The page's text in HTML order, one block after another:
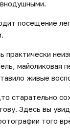
посещение
практически
живые
старательно
Здесь вы
того